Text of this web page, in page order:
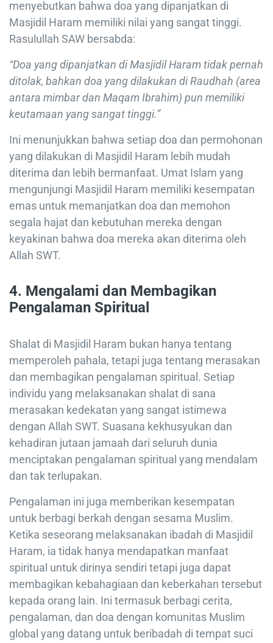
menyebutkan bahwa doa yang dipanjatkan di
Masjidil Haram memiliki nilai yang sangat tinggi.
Rasulullah SAW bersabda:
“Doa yang dipanjatkan di Masjidil Haram tidak pernah
ditolak, bahkan doa yang dilakukan di Raudhah (area
antara mimbar dan Maqam Ibrahim) pun memiliki
keutamaan yang sangat tinggi.”
Ini menunjukkan bahwa setiap doa dan permohonan
yang dilakukan di Masjidil Haram lebih mudah
diterima dan lebih bermanfaat. Umat Islam yang
mengunjungi Masjidil Haram memiliki kesempatan
emas untuk memanjatkan doa dan memohon
segala hajat dan kebutuhan mereka dengan
keyakinan bahwa doa mereka akan diterima oleh
Allah SWT.
4. Mengalami dan Membagikan
Pengalaman Spiritual
Shalat di Masjidil Haram bukan hanya tentang
memperoleh pahala, tetapi juga tentang merasakan
dan membagikan pengalaman spiritual. Setiap
individu yang melaksanakan shalat di sana
merasakan kedekatan yang sangat istimewa
dengan Allah SWT. Suasana kekhusyukan dan
kehadiran jutaan jamaah dari seluruh dunia
menciptakan pengalaman spiritual yang mendalam
dan tak terlupakan.
Pengalaman ini juga memberikan kesempatan
untuk berbagi berkah dengan sesama Muslim.
Ketika seseorang melaksanakan ibadah di Masjidil
Haram, ia tidak hanya mendapatkan manfaat
spiritual untuk dirinya sendiri tetapi juga dapat
membagikan kebahagiaan dan keberkahan tersebut
kepada orang lain. Ini termasuk berbagi cerita,
pengalaman, dan doa dengan komunitas Muslim
global yang datang untuk beribadah di tempat suci